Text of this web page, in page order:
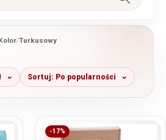
/Turkusowy
Sortuj: Po popularności
-17%